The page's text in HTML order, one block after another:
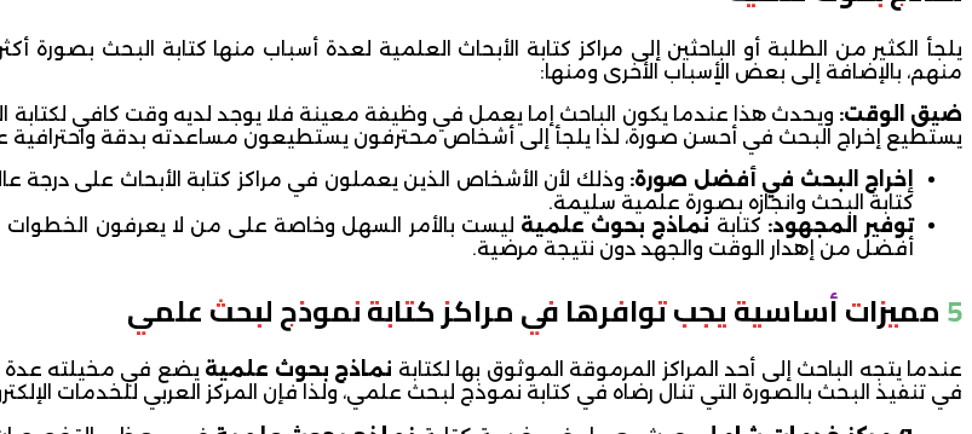
يلجأ الكثير من الطلبة أو الباحثين إلى مراكز كتابة الأبحاث العلمية لعدة أسباب منها كتابة البحث
منهم، بالإضافة إلى بعض الأٍسباب الأخرى ومنها:
ضيق الوقت: ويحدث هذا عندما يكون الباحث إما يعمل في وظيفة معينة فلا يوجد لديه وقت كافي لكتابة
يستطيع إخراج البحث في أحسن صورة، لذا يلجأ إلى أشخاص محترفون يستطيعون مساعدته بدقة واحترافية
إخراج البحث في أفضل صورة: وذلك لأن الأشخاص الذين يعملون في مراكز كتابة الأبحاث على درجة
كتابة البحث وانجازه بصورة علمية سليمة.
توفير المجهود: كتابة نماذج بحوث علمية ليست بالأمر السهل وخاصة على من لا يعرفون الخطوات
أفضل من إهدار الوقت والجهد دون نتيجة مرضية.
5مميزات أساسية يجب توافرها في مراكز كتابة نموذج لبحث علمي
عندما يتجه الباحث إلى أحد المراكز المرموقة الموثوق بها لكتابة نماذج بحوث علمية يضع في مخيلته عدة
في تنفيذ البحث بالصورة التي تنال رضاه في كتابة نموذج لبحث علمي، ولذا فإن المركز العربي للخدمات